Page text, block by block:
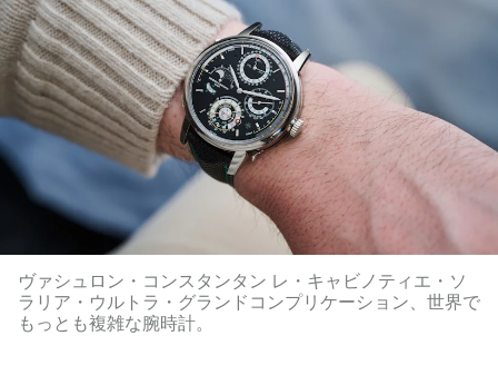
ヴァシュロン・コンスタンタン レ・キャビノティエ・ソ
ラリア・ウルトラ・グランドコンプリケーション、世界で
もっとも複雑な腕時計。